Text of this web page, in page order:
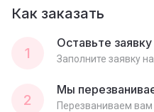
Как заказать
1
Оставьте заявку
Заполните заявку
2
Мы
Перезваниваем вам